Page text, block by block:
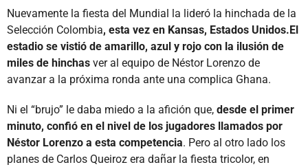
Nuevamente la fiesta del Mundial la lideró la hinchada de la
Selección Colombia, esta vez en Kansas, Estados Unidos.El
estadio se vistió de amarillo, azul y rojo con la ilusión de
miles de hinchas ver al equipo de Néstor Lorenzo de
avanzar a la próxima ronda ante una complica Ghana.
Ni el “brujo” le daba miedo a la afición que, desde el primer
minuto, confió en el nivel de los jugadores llamados por
Néstor Lorenzo a esta competencia. Pero al otro lado los
planes de Carlos Queiroz era dañar la fiesta tricolor, en